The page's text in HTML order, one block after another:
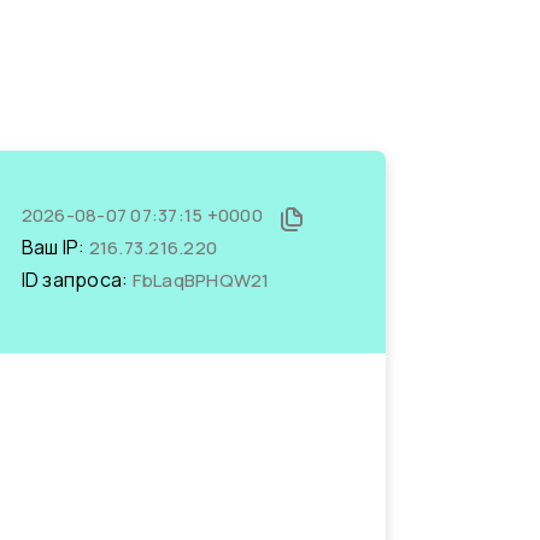
2026-08-07 07:37:15 +0000
Ваш IP: 216.73.216.220
ID запроса: FbLaqBPHQW21